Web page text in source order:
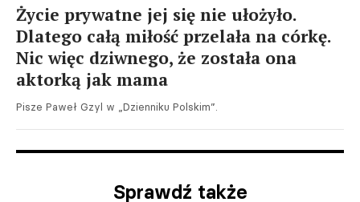
Życie prywatne jej się nie ułożyło.
Dlatego całą miłość przelała na córkę.
Nic więc dziwnego, że została ona
aktorką jak mama
Pisze Paweł Gzyl w „Dzienniku Polskim”.
Sprawdź także